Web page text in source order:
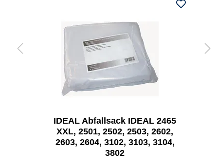
IDEAL Abfallsack IDEAL 2465
XXL, 2501, 2502, 2503, 2602,
2603, 2604, 3102, 3103, 3104,
3802